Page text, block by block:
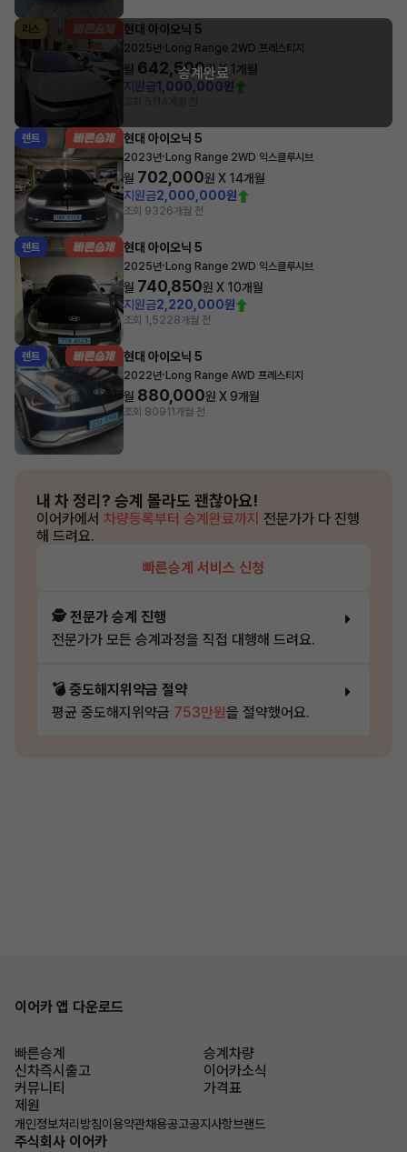
리스 현대 아이오닉 5
2025년· Long Range 2WD 프레스티지
월 642,500원 X 1 개월
지원금1,000,000원
승계완료
렌트 현대 아이오닉 5
2023년· Long Range 2WD 익스클루시브
월 702,000원 X 14개월
지원금2,000,000원
조회 9326개월 전
렌트 현대 아이오닉 5
2025년· Long Range 2WD 익스클루시브
월 740,850원 X 10개월
지원금2,220,000원
조회 1,5228개월 전
렌트 현대 아이오닉 5
2022년· Long Range AWD 프레스티지
월 880,000원 X9개월
조회 80911개월 전
내 차 정리? 승계 몰라도 괜찮아요!
이어카에서 차량등록부터 승계완료까지 전문가가 다 진행
해 드려요.
빠른승계 서비스 신청
🕵️ 전문가 승계 진행
전문가가 모든 승계과정을 직접 대행해 드려요.
💣 중도해지위약금 절약
평균 중도해지위약금 753만원을 절약했어요.
이어카 앱 다운로드
빠른승계
승계차량
신차즉시출고
이어카소식
커뮤니티
가격표
제원
개인정보처리방침이용약관채용공고공지사항브랜드
주식회사 이어카